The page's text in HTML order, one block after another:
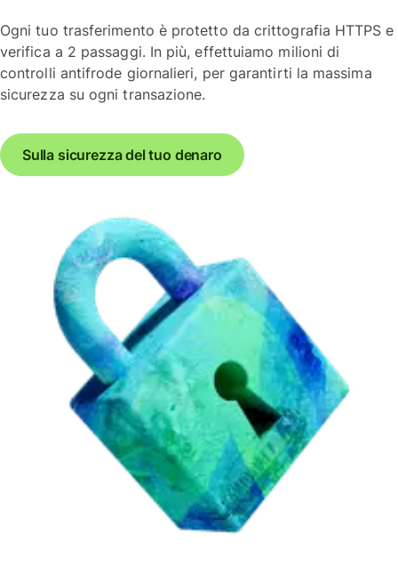
Ogni tuo trasferimento è protetto da crittografia HTTPS e
verifica a 2 passaggi. In più, effettuiamo milioni di
controlli antifrode giornalieri, per garantirti la massima
sicurezza su ogni transazione.
Sulla sicurezza del tuo denaro